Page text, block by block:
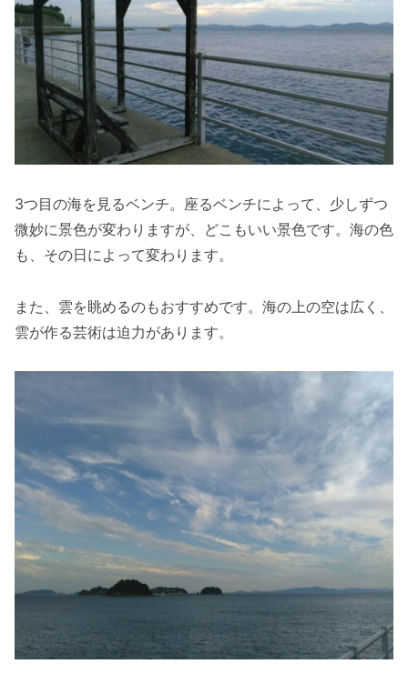
3つ目の海を見るベンチ。座るベンチによって、少しずつ
微妙に景色が変わりますが、どこもいい景色です。海の色
も、その日によって変わります。
また、雲を眺めるのもおすすめです。海の上の空は広く、
雲が作る芸術は迫力があります。